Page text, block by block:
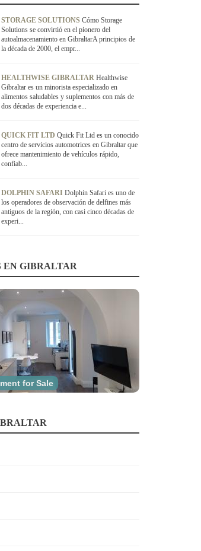
STORAGE SOLUTIONS Cómo Storage
Solutions se convirtió en el pionero del
autoalmacenamiento en GibraltarA principios de
la década de 2000, el empr...
HEALTHWISE GIBRALTAR Healthwise
Gibraltar es un minorista especializado en
alimentos saludables y suplementos con más de
dos décadas de experiencia e...
QUICK FIT LTD Quick Fit Ltd es un conocido
centro de servicios automotrices en Gibraltar que
ofrece mantenimiento de vehículos rápido,
confiab...
DOLPHIN SAFARI Dolphin Safari es uno de
los operadores de observación de delfines más
antiguos de la región, con casi cinco décadas de
experi...
EN GIBRALTAR
for Sale